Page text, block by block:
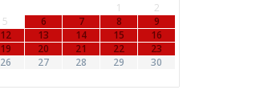
1
2
5 6 7 8
9
12 13 14 15
16
19 20 21 22
23
26 27 28 29
30